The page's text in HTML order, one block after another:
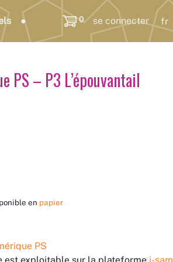
0 se connecter
PS – P3 L’épouvantail
en papier
PS